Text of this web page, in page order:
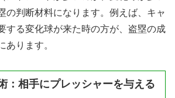
の判断材料になります。例えば、キャ
する変化球が来た時の方が、盗塁の成
あります。
：相手にプレッシャーを与える